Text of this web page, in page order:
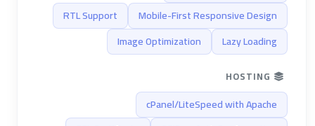
Mobile-First Responsive Design
RTL Support
Lazy Loading
Image Optimization
cPanel/LiteSpeed with Apache